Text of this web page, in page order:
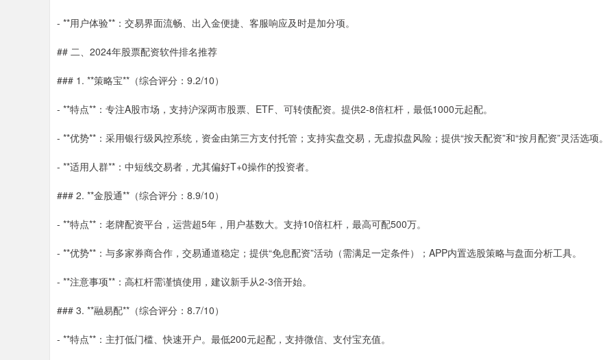
- **用户体验**：交易界面流畅、出入金便捷、客服响应及时是加分项。
## 二、2024年股票配资软件排名推荐
### 1. **策略宝**（综合评分：9.2/10）
- **特点**：专注A股市场，支持沪深两市股票、ETF、可转债配资。提供2-8倍杠杆，最低1000元起配。
- **优势**：采用银行级风控系统，资金由第三方支付托管；支持实盘交易，无虚拟盘风险；提供“按天配资”和“按月配资”灵活选项。
- **适用人群**：中短线交易者，尤其偏好T+0操作的投资者。
### 2. **金股通**（综合评分：8.9/10）
- **特点**：老牌配资平台，运营超5年，用户基数大。支持10倍杠杆，最高可配500万。
- **优势**：与多家券商合作，交易通道稳定；提供“免息配资”活动（需满足一定条件）；APP内置选股策略与盘面分析工具。
- **注意事项**：高杠杆需谨慎使用，建议新手从2-3倍开始。
### 3. **融易配**（综合评分：8.7/10）
- **特点**：主打低门槛、快速开户。最低200元起配，支持微信、支付宝充值。